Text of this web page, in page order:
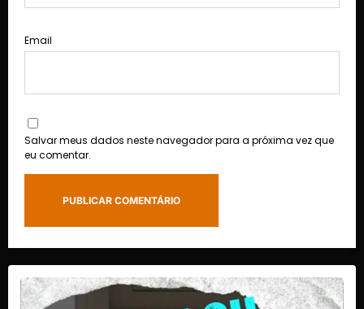
Email
Salvar meus dados neste navegador para a próxima vez que
eu comentar.